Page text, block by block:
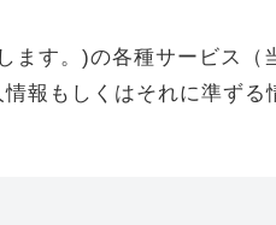
す。)の各種サービス（
報もしくはそれに準ずる